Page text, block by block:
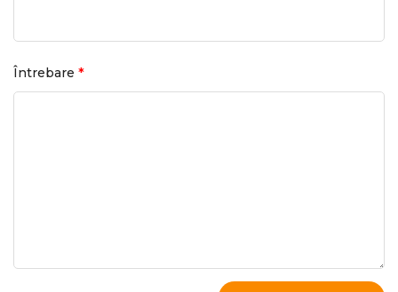
Întrebare *